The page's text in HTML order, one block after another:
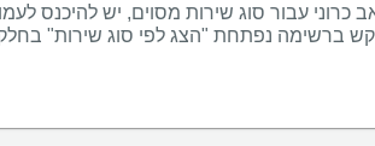
עבור סוג שירות מסוים, יש להיכנס
ברשימה נפתחת "הצג לפי סוג שירות"